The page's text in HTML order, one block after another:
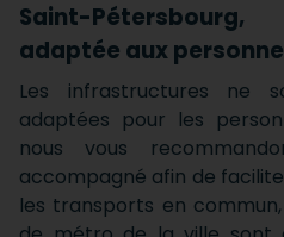
Saint-
adaptée aux
Les infrastructures ne
adaptées pour les
nous vous
accompagné afin de
les transports en